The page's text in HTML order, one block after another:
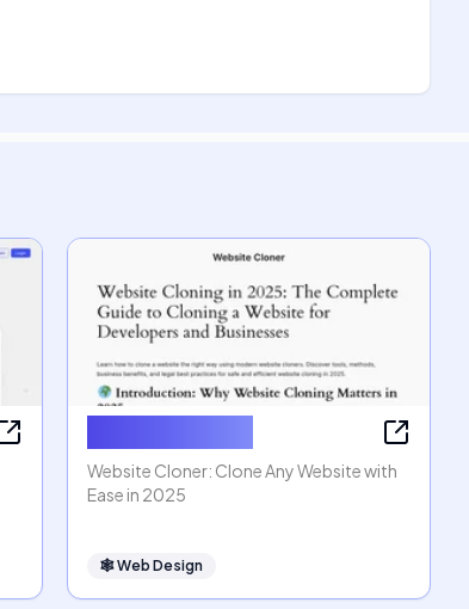
Website Cloner: Clone Any Website with
Ease in 2025
🕸Web Design